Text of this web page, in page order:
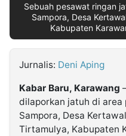
Kabarbaru.co
Sebuah pesawat ringan
Sampora, Desa
Kabupaten
Jurnalis: Deni Aping
Kabar Baru, Karawang
dilaporkan jatuh di area
Sampora, Desa
Tirtamulya, Kabupaten